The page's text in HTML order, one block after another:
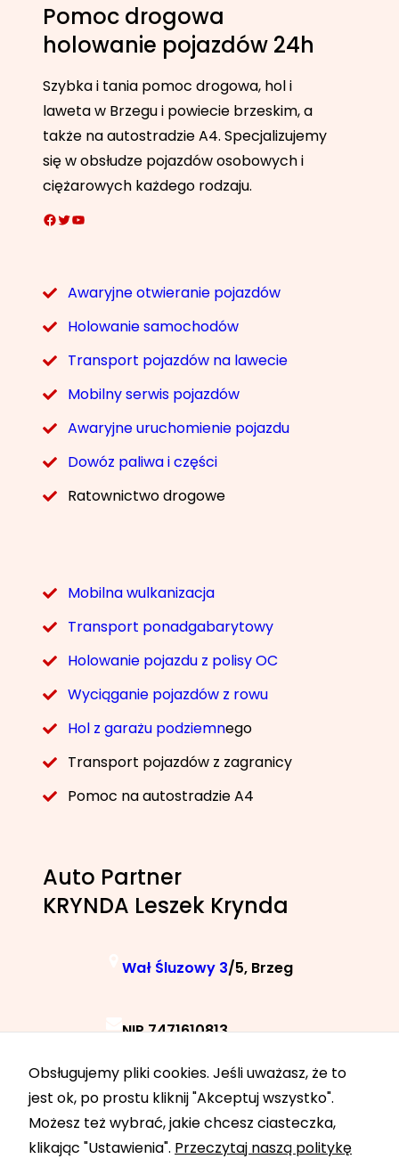
Pomoc drogowa
holowanie pojazdów 24h
Szybka i tania pomoc drogowa, hol i
laweta w Brzegu i powiecie brzeskim, a
także na autostradzie A4. Specjalizujemy
się w obsłudze pojazdów osobowych i
ciężarowych każdego rodzaju.
Facebook Twitter YouTube
Awaryjne otwieranie pojazdów
Holowanie samochodów
Transport pojazdów na lawecie
Mobilny serwis pojazdów
Awaryjne uruchomienie pojazdu
Dowóz paliwa i części
Ratownictwo drogowe
Mobilna wulkanizacja
Transport ponadgabarytowy
Holowanie pojazdu z polisy OC
Wyciąganie pojazdów z rowu
Hol z garażu podziemnego
Transport pojazdów z zagranicy
Pomoc na autostradzie A4
Auto Partner
KRYNDA Leszek Krynda
Wał Śluzowy 3/5, Brzeg
NIP 7471610813
+48 788 040 040
24h 7 dni w tygodniu
Obsługujemy pliki cookies. Jeśli uważasz, że to
jest ok, po prostu kliknij "Akceptuj wszystko".
Możesz też wybrać, jakie chcesz ciasteczka,
klikając "Ustawienia". Przeczytaj naszą politykę